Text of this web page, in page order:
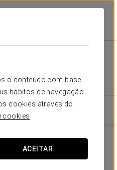
o conteúdo com base
hábitos de navegação.
cookies através do
cookies
ACEITAR